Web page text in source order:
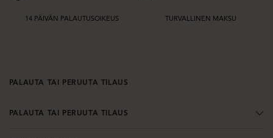
14 PÄIVÄN PALAUTUSOIKEUS TURVALLINEN MAKSU
PALAUTA TAI PERUUTA TILAUS
PALAUTA TAI PERUUTA TILAUS